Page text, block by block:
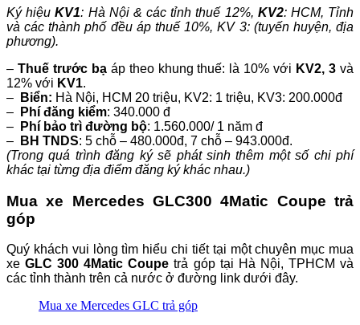
Ký hiệuKV1: Hà Nội & các tỉnh thuế 12%, KV2: HCM, Tỉnh
và các thành phố đều áp thuế 10%, KV 3: (tuyến huyện, địa
phương).
– Thuế trước bạáp theo khung thuế: là 10% với KV2, 3 và
12% với KV1.
–
Biển: Hà Nội, HCM 20 triệu, KV2: 1 triệu, KV3: 200.000đ
–
Phí đăng kiểm: 340.000 đ
–
Phí bảo trì đường bộ: 1.560.000/ 1 năm đ
–
BH TNDS: 5 chỗ – 480.000đ, 7 chỗ – 943.000đ.
(Trong quá trình đăng ký sẽ phát sinh thêm một số chi phí
khác tại từng địa điểm đăng ký khác nhau.)
Mua xe Mercedes GLC300 4Matic Coupe trả
góp
Quý khách vui lòng tìm hiểu chi tiết tại một chuyên mục mua
xeGLC 300 4Matic Coupe trả góp tại Hà Nội, TPHCM và
các tỉnh thành trên cả nước ở đường link dưới đây.
Mua xe Mercedes GLC trả góp